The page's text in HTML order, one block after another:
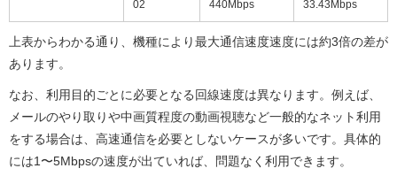
02 440Mbps 33.43Mbps
上表からわかる通り、機種により最大通信速度速度には約3倍の差が
あります。
なお、利用目的ごとに必要となる回線速度は異なります。例えば、
メールのやり取りや中画質程度の動画視聴など一般的なネット利用
をする場合は、高速通信を必要としないケースが多いです。具体的
には1〜5Mbpsの速度が出ていれば、問題なく利用できます。